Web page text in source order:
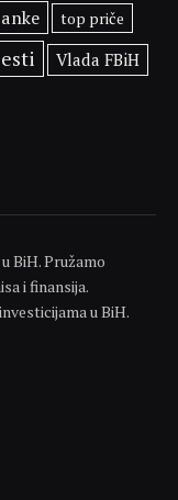
top priče
Vlada FBiH
BiH. Pružamo
i finansija.
u BiH.